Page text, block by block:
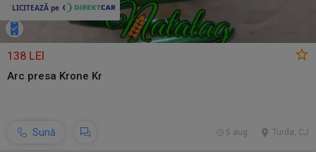
138 LEI
Arc presa Krone Kr
Sună Turda, CJ
5 aug.